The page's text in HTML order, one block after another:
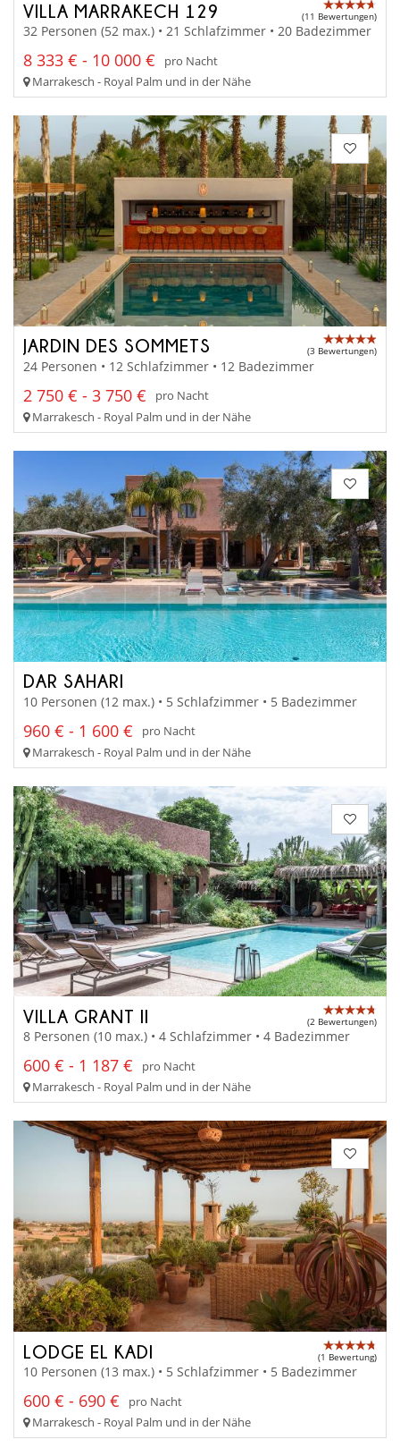
VILLA MARRAKECH 129 (11 Bewertungen)
32 Personen (52 max.) • 21 Schlafzimmer • 20 Badezimmer
8 333 € - 10 000 €
pro Nacht
Marrakesch - Royal Palm und in der Nähe
JARDIN DES SOMMETS (3 Bewertungen)
24 Personen • 12 Schlafzimmer • 12 Badezimmer
2 750 € - 3 750 €
pro Nacht
Marrakesch - Royal Palm und in der Nähe
DAR SAHARI
10 Personen (12 max.) • 5 Schlafzimmer • 5 Badezimmer
960 € - 1 600 €
pro Nacht
Marrakesch - Royal Palm und in der Nähe
VILLA GRANT II (2 Bewertungen)
8 Personen (10 max.) • 4 Schlafzimmer • 4 Badezimmer
600 € - 1 187 €
pro Nacht
Marrakesch - Royal Palm und in der Nähe
LODGE EL KADI (1 Bewertung)
10 Personen (13 max.) • 5 Schlafzimmer • 5 Badezimmer
600 € - 690 €
pro Nacht
Marrakesch - Royal Palm und in der Nähe